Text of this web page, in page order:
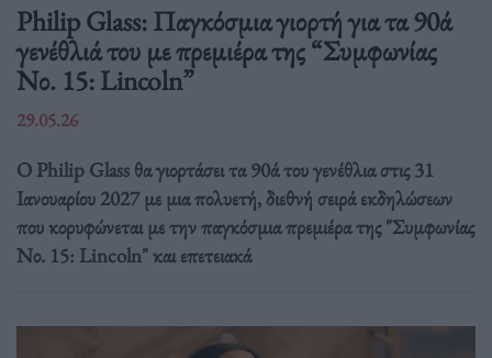
Philip Glass: Παγκόσμια γιορτή για τα 90ά
γενέθλιά του με πρεμιέρα της “Συμφωνίας
Νο. 15: Lincoln”
29.05.26
Ο Philip Glass θα γιορτάσει τα 90ά του γενέθλια στις 31
Ιανουαρίου 2027 με μια πολυετή, διεθνή σειρά εκδηλώσεων
που κορυφώνεται με την παγκόσμια πρεμιέρα της "Συμφωνίας
Νο. 15: Lincoln" και επετειακά